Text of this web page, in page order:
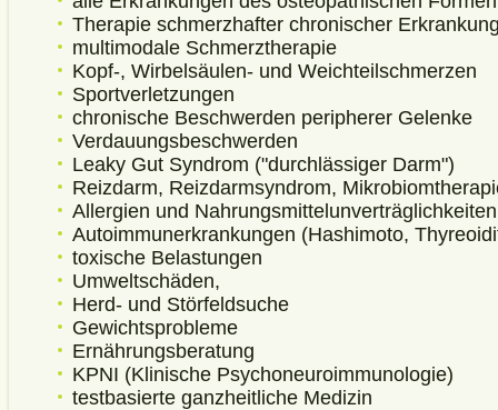
Therapie schmerzhafter chronischer
multimodale Schmerztherapie
Kopf-, Wirbelsäulen- und Weichteilschmerzen
Sportverletzungen
chronische Beschwerden peripherer Gelenke
Verdauungsbeschwerden
Leaky Gut Syndrom ("durchlässiger Darm")
Reizdarm, Reizdarmsyndrom,
Allergien und Nahrungsmittelunverträglichkeiten
Autoimmunerkrankungen (Hashimoto,
toxische Belastungen
Umweltschäden,
Herd- und Störfeldsuche
Gewichtsprobleme
Ernährungsberatung
KPNI (Klinische Psychoneuroimmunologie)
testbasierte ganzheitliche Medizin